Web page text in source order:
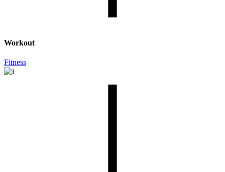
Workout
Fitness